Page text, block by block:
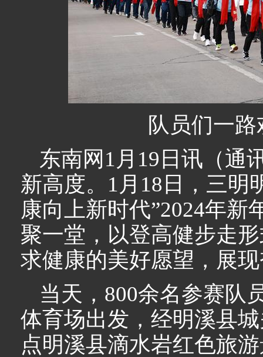
队员们一
东南网1月19日讯（通
新高度。1月18日，三明
康向上新时代”2024年新
聚一堂，以登高健步走
求健康的美好愿望，展
当天，800余名参赛队
体育场出发，经明溪县
点明溪县滴水岩红色旅